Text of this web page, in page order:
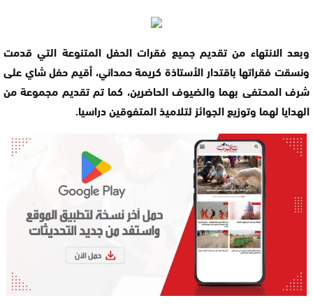
وبعد الانتهاء من تقديم جميع فقرات الحفل المتنوعة التي قدمت
ونسقت فقراتها باقتدار الأستاذة كريمة حمداني، أقيم حفل شاي على
شرف المحتفى بهما والضيوف الحاضرين، كما تم تقديم مجموعة من
الهدايا لهما وتوزيع الجوائز لتلاميذ المتفوقين دراسيا.